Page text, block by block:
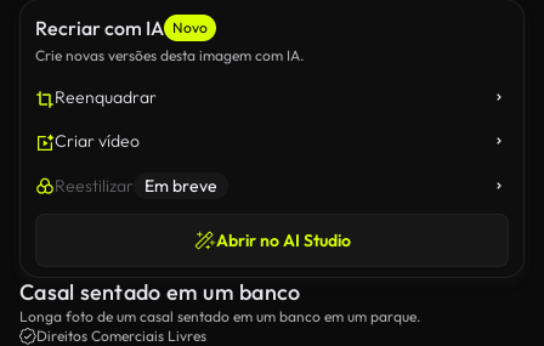
Recriar com IA Novo
Crie novas versões desta imagem com IA.
Reenquadrar
Criar vídeo
Reestilizar Em breve
Abrir no AI Studio
Casal sentado em um banco
Longa foto de um casal sentado em um banco em um parque.
Direitos Comerciais Livres